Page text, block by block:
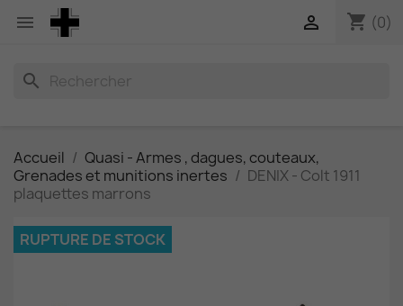
 shopping_cart (0)

search
Accueil
Quasi - Armes , dagues, couteaux,
Grenades et munitions inertes
DENIX - Colt 1911
plaquettes marrons
RUPTURE DE STOCK